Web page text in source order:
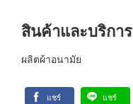
สินค้าและบริการ
ผลิตผ้าอนามัย
แชร์ แชร์